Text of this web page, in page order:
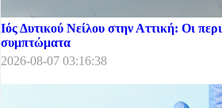
Ιός Δυτικού Νείλου στην Αττική: Οι
συμπτώματα
2026-08-07 03:16:38